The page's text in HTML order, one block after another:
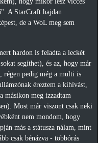
A StarCraft hajdan
de a WoL meg sem
hardon is feladta a leckét
segíthet), és az, hogy már
régen pedig még a multi is
éreztem a kihívást,
másikon meg izzadtam
Most már viszont csak neki
nem mondom, hogy
más a státusza nálam, mint
csak bénázva - többórás